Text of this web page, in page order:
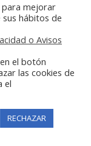
PARA
a medida
a medida
para mejorar
hábitos de
o Avisos
el botón
las cookies de
el
RECHAZAR